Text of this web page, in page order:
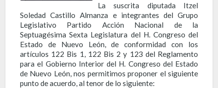
La suscrita diputada Itzel
Soledad Castillo Almanza e integrantes del Grupo
Legislativo Partido Acción Nacional de la
Septuagésima Sexta Legislatura del H. Congreso del
Estado de Nuevo León, de conformidad con los
artículos 122 Bis 1, 122 Bis 2 y 123 del Reglamento
para el Gobierno Interior del H. Congreso del Estado
de Nuevo León, nos permitimos proponer el siguiente
punto de acuerdo, al tenor de lo siguiente: